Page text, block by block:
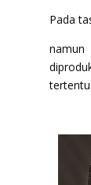
Pada
namun
tertentu.